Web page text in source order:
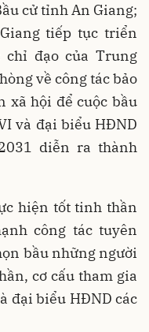
cử tỉnh An Giang;
tiếp tục triển
đạo của Trung
về công tác bảo
xã hội để cuộc bầu
và đại biểu HĐND
diễn ra thành
hiện tốt tinh thần
công tác tuyên
bầu những người
cơ cấu tham gia
đại biểu HĐND các